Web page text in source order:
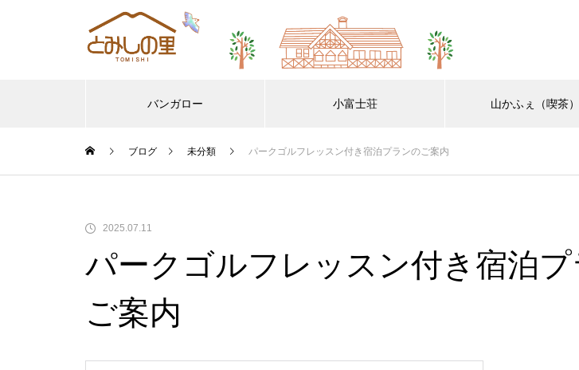
バンガロー 小富士荘 山かふぇ（喫茶）
ブログ 未分類 パークゴルフレッスン付き宿泊プランのご案内
2025.07.11
パークゴルフレッスン付き宿泊
ご案内